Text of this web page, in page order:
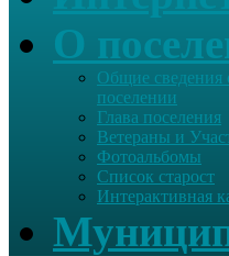
О
Общие сведения
поселении
Глава поселения
Ветераны и
Фотоальбомы
Список старост
Интерактивная